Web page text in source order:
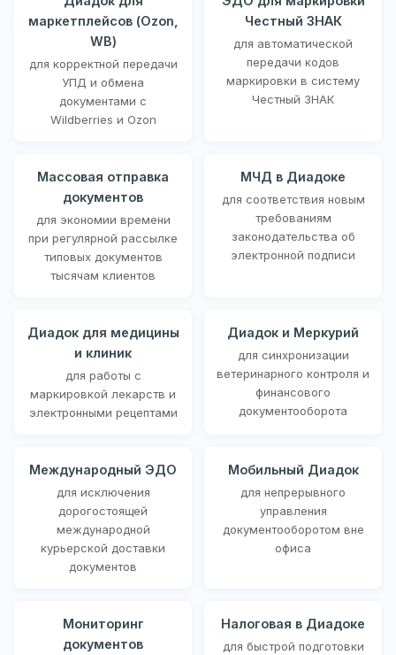
маркетплейсов (Ozon,
WB)
для корректной передачи
УПД и обмена
документами с
Wildberries и Ozon
Честный ЗНАК
для автоматической
передачи кодов
маркировки в систему
Честный ЗНАК
Массовая отправка
документов
для экономии времени
при регулярной рассылке
типовых документов
тысячам клиентов
МЧД в Диадоке
для соответствия новым
требованиям
законодательства об
электронной подписи
Диадок для медицины
и клиник
для работы с
маркировкой лекарств и
электронными рецептами
Диадок и Меркурий
для синхронизации
ветеринарного контроля и
финансового
документооборота
Международный ЭДО
для исключения
дорогостоящей
международной
курьерской доставки
документов
Мобильный Диадок
для непрерывного
управления
документооборотом вне
офиса
Мониторинг
документов
Налоговая в Диадоке
для быстрой подготовки